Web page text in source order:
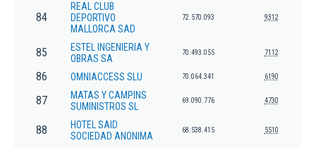
84
REAL CLUB
DEPORTIVO
MALLORCA SAD
72.570.093 9312
85
ESTEL INGENIERIA Y
OBRAS SA
70.493.055 7112
86 OMNIACCESS SLU 70.064.341 6190
87
MATAS Y CAMPINS
SUMINISTROS SL
69.090.776 4730
88
HOTEL SAID
SOCIEDAD ANONIMA
68.538.415 5510